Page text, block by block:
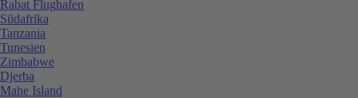
Rabat Flughafen
Südafrika
Tanzania
Tunesien
Zimbabwe
Djerba
Mahe Island